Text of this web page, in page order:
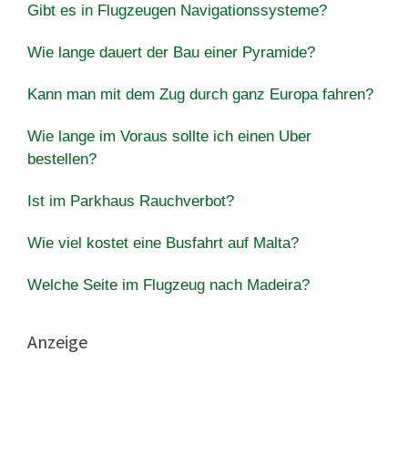
Gibt es in Flugzeugen Navigationssysteme?
Wie lange dauert der Bau einer Pyramide?
Kann man mit dem Zug durch ganz Europa fahren?
Wie lange im Voraus sollte ich einen Uber
bestellen?
Ist im Parkhaus Rauchverbot?
Wie viel kostet eine Busfahrt auf Malta?
Welche Seite im Flugzeug nach Madeira?
Anzeige